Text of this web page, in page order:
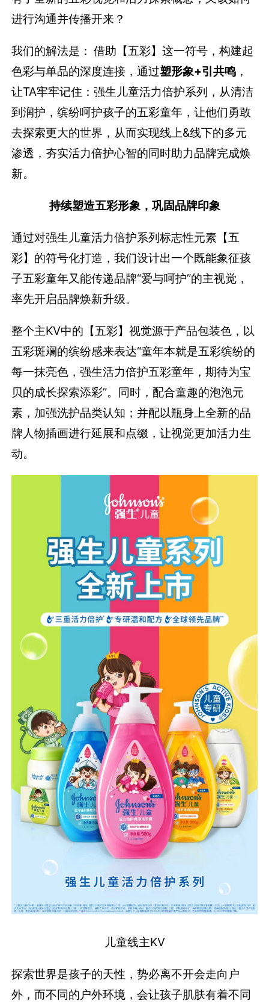
进行沟通并传播开来？
我们的解法是： 借助【五彩】这一符号，构建起
色彩与单品的深度连接，通过塑形象+引共鸣 ，
让TA牢牢记住：强生儿童活力倍护系列，从清洁
到润护，缤纷呵护孩子的五彩童年，让他们勇敢
去探索更大的世界 ，从而实现线上&线下的多元
渗透，夯实活力倍护心智的同时助力品牌完成焕
新。
持续塑造五彩形象，巩固品牌印象
通过对强生儿童活力倍护系列标志性元素【五
彩】的符号化打造，我们设计出一个既能象征孩
子五彩童年又能传递品牌“爱与呵护”的主视觉，
率先开启品牌焕新升级。
整个主KV中的【五彩】视觉源于产品包装色，以
五彩斑斓的缤纷感来表达“童年本就是五彩缤纷的
每一抹亮色，强生活力倍护五彩童年，期待为宝
贝的成长探索添彩”。同时，配合童趣的泡泡元
素，加强洗护品类认知；并配以瓶身上全新的品
牌人物插画进行延展和点缀，让视觉更加活力生
动。
儿童线主KV
探索世界是孩子的天性，势必离不开会走向户
外，而不同的户外环境，会让孩子肌肤有着不同